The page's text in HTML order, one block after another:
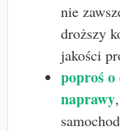
nie
droższy
jakości
poproś o
naprawy